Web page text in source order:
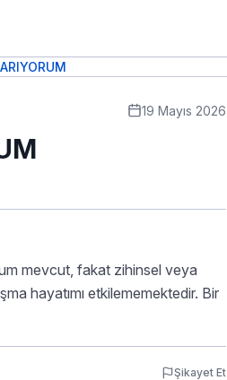
19 Mayıs 2026
mevcut, fakat zihinsel veya
hayatımı etkilememektedir. Bir
Şikayet Et